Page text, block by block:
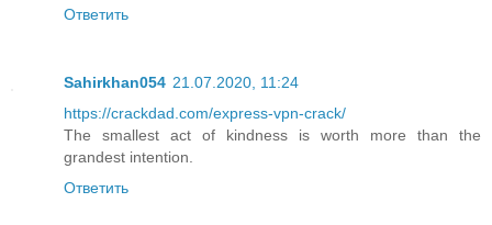
Ответить
Sahirkhan054 21.07.2020, 11:24
https://crackdad.com/express-vpn-crack/
The smallest act of kindness is worth more than the
grandest intention.
Ответить